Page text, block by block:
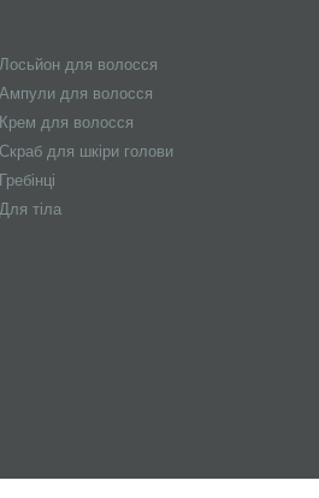
Лосьйон для волосся
Ампули для волосся
Крем для волосся
Скраб для шкіри голови
Гребінці
Для тіла